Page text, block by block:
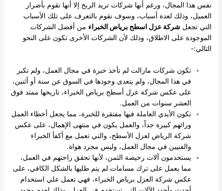
نفس هذا المجال، ورغم أنها شركات تريد الربح إلا أنها تقوم بأضرار
العميل، وذلك لعدة أسباب، وسوف نقوم بالتعرف على تلك الأسباب
التي تجعلشركة عزل اسطح برياض الخبراء من أفضل الشركات
الموجودة على الاطلاق، وذلك لأن الشركات الأخرى تكون على النحو
التالي:-
تكون شركات مازالت لم تأخذ خبرة في مجال العمل، ولم تكبر
في هذا المجال، ولم يتعدى وجودها في السوق عن سنة أو أثنين،
على عكس شركة عزل أسطح برياض الخبراء، تاريخها ممتد فوق
العشر سنوات من العمل.
تكون الأيدي العاملة فيها مفتقرة للخبرة، مما يجعل أخطاء العمل
ورائهم كبيرة جداً، والعمل يكون في منتهى الإهمال، على عكس
شركة الرياض لعزل الأسطح، والتي تعمل مع أكفأ الخبراء
والفنيين في مجال العمل، وليس مجرد هواة.
يستخدمون آلات رخيصة الثمن، لأنها تحقق راحتهم في العمل،
مما يعمل على ترك مسامات لم يتم طليها بالشكل الكافي، على
عكس شركة العزل برياض الخبراء، فهي تعمل علي استخدام